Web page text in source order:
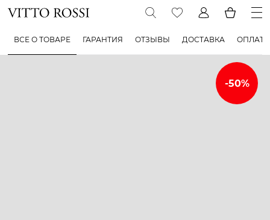
ВСЕ О ТОВАРЕ ГАРАНТИЯ ОТЗЫВЫ ДОСТАВКА ОПЛАТА